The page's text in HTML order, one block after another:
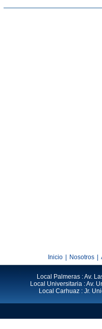
Inicio Nosotros
Local Palmeras : Av.
Local Universitaria : Av.
Local Carhuaz : Jr.